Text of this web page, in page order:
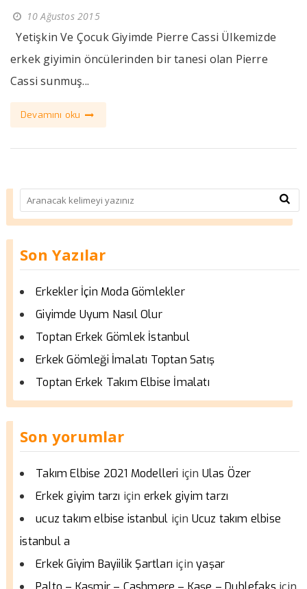
10 Ağustos 2015
Yetişkin Ve Çocuk Giyimde Pierre Cassi Ülkemizde
erkek giyimin öncülerinden bir tanesi olan Pierre
Cassi sunmuş...
Devamını oku
Son Yazılar
Erkekler İçin Moda Gömlekler
Giyimde Uyum Nasıl Olur
Toptan Erkek Gömlek İstanbul
Erkek Gömleği İmalatı Toptan Satış
Toptan Erkek Takım Elbise İmalatı
Son yorumlar
Takım Elbise 2021 Modelleri için Ulas Özer
Erkek giyim tarzı için erkek giyim tarzı
ucuz takım elbise istanbul için Ucuz takım elbise
istanbul a
Erkek Giyim Bayiilik Şartları içinyaşar